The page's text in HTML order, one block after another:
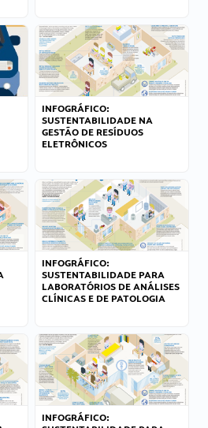
INFOGRÁFICO:
SUSTENTABILIDADE NA
GESTÃO DE RESÍDUOS
ELETRÔNICOS
INFOGRÁFICO:
SUSTENTABILIDADE PARA
LABORATÓRIOS DE ANÁLISES
CLÍNICAS E DE PATOLOGIA
INFOGRÁFICO: